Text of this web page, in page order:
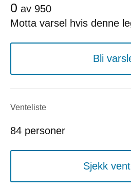
0 av 950
Motta varsel hvis denne
Bli
Venteliste
84 personer
Sjekk